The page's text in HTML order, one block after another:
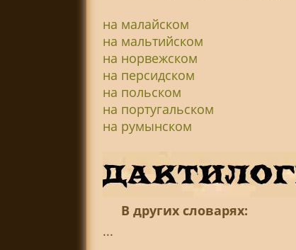
на малайском
на мальтийском
на норвежском
на персидском
на польском
на португальском
на румынском
В других словарях:
...